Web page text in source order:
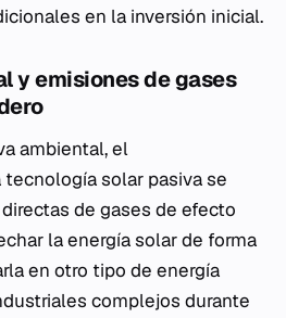
en la inversión inicial.
y emisiones de gases
ambiental, el
solar pasiva se
de gases de efecto
la energía solar de forma
en otro tipo de energía
complejos durante